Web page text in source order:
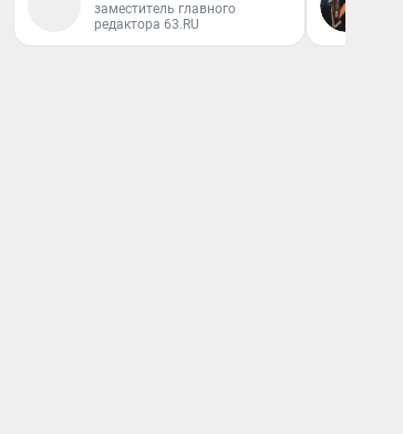
заместитель главного
редактора 63.RU